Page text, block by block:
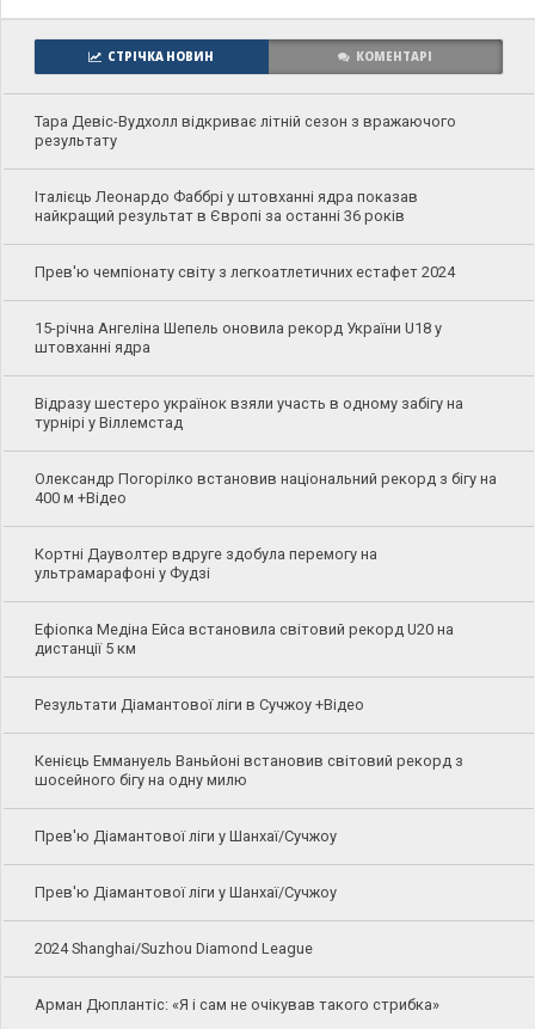
СТРІЧКА НОВИН КОМЕНТАРІ
Тара Девіс-Вудхолл відкриває літній сезон з вражаючого
результату
Італієць Леонардо Фаббрі у штовханні ядра показав
найкращий результат в Європі за останні 36 років
Прев'ю чемпіонату світу з легкоатлетичних естафет 2024
15-річна Ангеліна Шепель оновила рекорд України U18 у
штовханні ядра
Відразу шестеро українок взяли участь в одному забігу на
турнірі у Віллемстад
Олександр Погорілко встановив національний рекорд з бігу на
400 м +Відео
Кортні Дауволтер вдруге здобула перемогу на
ультрамарафоні у Фудзі
Ефіопка Медіна Ейса встановила світовий рекорд U20 на
дистанції 5 км
Результати Діамантової ліги в Сучжоу +Відео
Кенієць Еммануель Ваньйоні встановив світовий рекорд з
шосейного бігу на одну милю
Прев'ю Діамантової ліги у Шанхаї/Сучжоу
Прев'ю Діамантової ліги у Шанхаї/Сучжоу
2024 Shanghai/Suzhou Diamond League
Арман Дюплантіс: «Я і сам не очікував такого стрибка»